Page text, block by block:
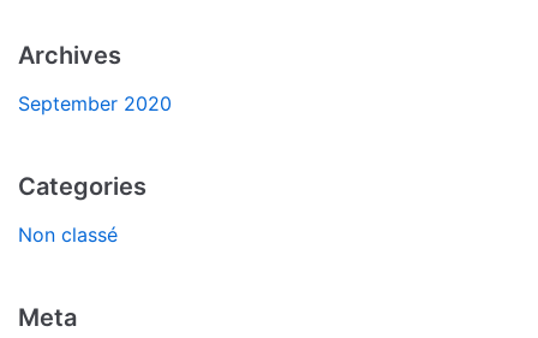
Archives
September 2020
Categories
Non classé
Meta